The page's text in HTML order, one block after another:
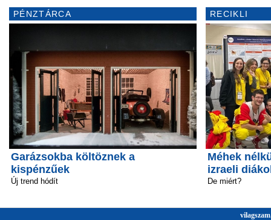
PÉNZTÁRCA
Garázsokba költöznek a
kispénzűek
Új trend hódít
RECIKLI
Méhek
izraeli
De miért?